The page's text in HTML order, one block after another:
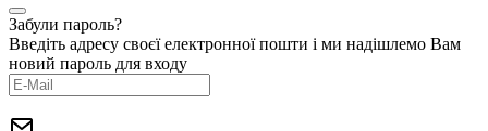
Забули пароль?
Введіть адресу своєї електронної пошти і ми надішлемо Вам
новий пароль для входу